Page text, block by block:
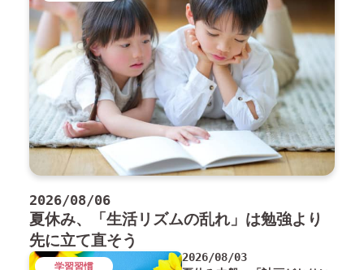
2026/08/06
夏休み、「生活リズムの乱れ」は勉強より
先に立て直そう
2026/08/03
学習習慣